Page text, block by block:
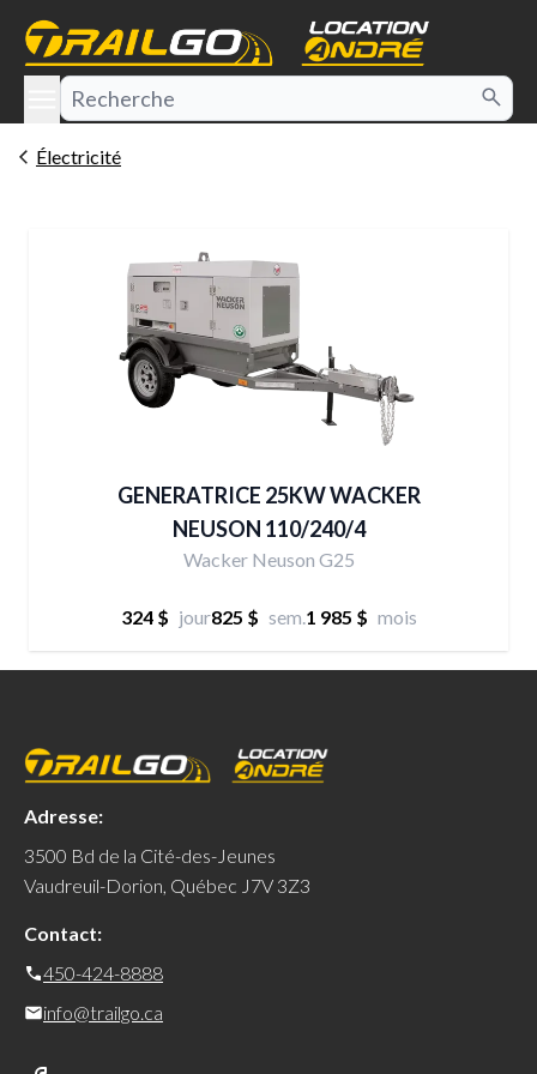
menu
Électricité
GENERATRICE 25KW WACKER
NEUSON 110/240/4
Wacker Neuson G25
324 $ jour825 $ sem.1 985 $ mois
Adresse:
3500 Bd de la Cité-des-Jeunes
Vaudreuil-Dorion, Québec J7V 3Z3
Contact:
450-424-8888
info@trailgo.ca